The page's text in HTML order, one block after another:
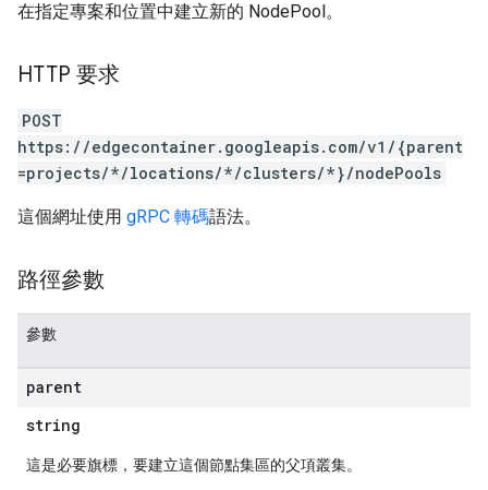
在指定專案和位置中建立新的 NodePool。
HTTP 要求
POST
https://edgecontainer.googleapis.com/v1/{parent
=projects/*/locations/*/clusters/*}/nodePools
這個網址使用 gRPC 轉碼語法。
路徑參數
參數
parent
string
這是必要旗標，要建立這個節點集區的父項叢集。